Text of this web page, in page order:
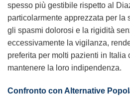
spesso più gestibile rispetto al
particolarmente apprezzata per la
gli spasmi dolorosi e la rigidità
eccessivamente la vigilanza,
preferita per molti pazienti in Italia
mantenere la loro indipendenza.
Confronto con Alternative